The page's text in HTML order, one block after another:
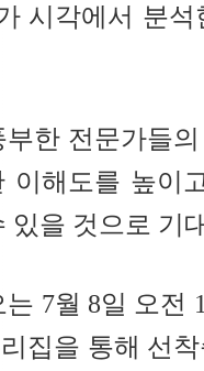
시각에서 분
한 전문가들
이해도를 높이
있을 것으로 기
7월 8일 오전
집을 통해 선